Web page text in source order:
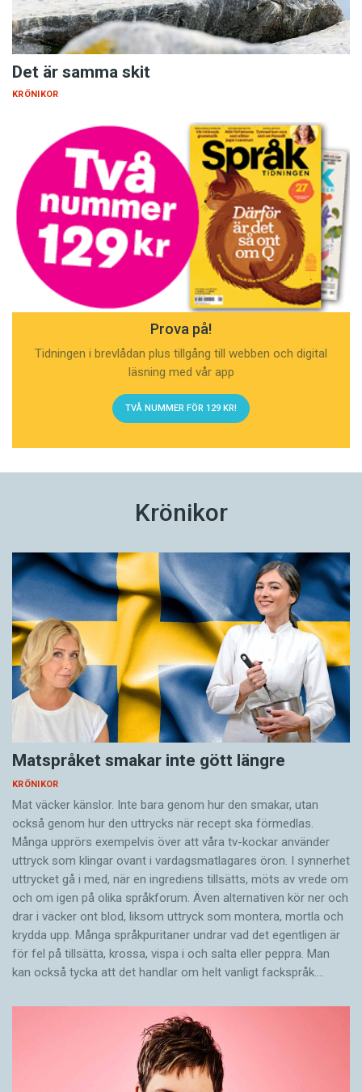
Det är samma skit
KRÖNIKOR
Prova på!
Tidningen i brevlådan plus tillgång till webben och digital
läsning med vår app
TVÅ NUMMER FÖR 129 KR!
Krönikor
Matspråket smakar inte gött längre
KRÖNIKOR
Mat väcker känslor. Inte bara genom hur den smakar, utan
också genom hur den uttrycks när recept ska förmedlas.
Många upprörs exempelvis över att våra tv-kockar använder
uttryck som klingar ovant i vardagsmatlagares öron. I synnerhet
uttrycket gå i med, när en ingrediens tillsätts, möts av vrede om
och om igen på olika språkforum. Även alternativen kör ner och
drar i väcker ont blod, liksom uttryck som montera, mortla och
krydda upp. Många språkpuritaner undrar vad det egentligen är
för fel på tillsätta, krossa, vispa i och salta eller peppra. Man
kan också tycka att det handlar om helt vanligt fackspråk.…